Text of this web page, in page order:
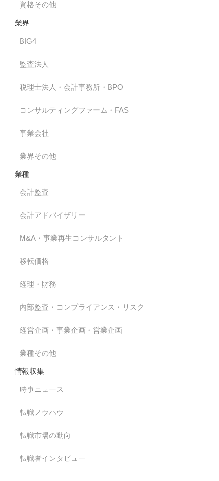
資格その他
業界
BIG4
監査法人
税理士法人・会計事務所・BPO
コンサルティングファーム・FAS
事業会社
業界その他
業種
会計監査
会計アドバイザリー
M&A・事業再生コンサルタント
移転価格
経理・財務
内部監査・コンプライアンス・リスク
経営企画・事業企画・営業企画
業種その他
情報収集
時事ニュース
転職ノウハウ
転職市場の動向
転職者インタビュー